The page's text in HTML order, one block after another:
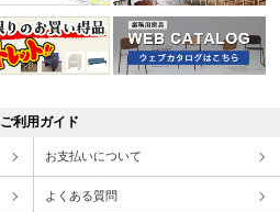
ご利用ガイド
お支払いについて
よくある質問